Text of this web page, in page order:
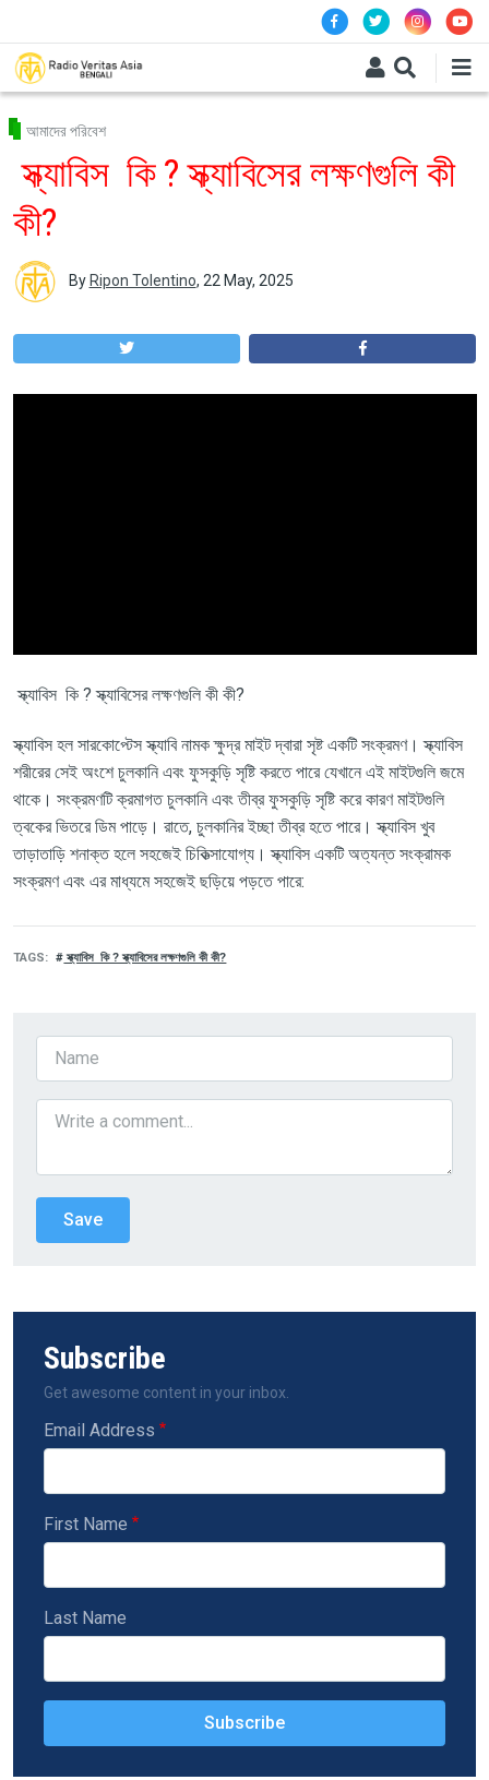
আমাদের পরিবেশ
স্ক্যাবিস কি ? স্ক্যাবিসের লক্ষণগুলি কী
কী?
By Ripon Tolentino, 22 May, 2025
স্ক্যাবিস কি ? স্ক্যাবিসের লক্ষণগুলি কী কী?
স্ক্যাবিস হল সারকোপ্টেস স্ক্যাবি নামক ক্ষুদ্র মাইট দ্বারা সৃষ্ট একটি সংক্রমণ। স্ক্যাবিস
শরীরের সেই অংশে চুলকানি এবং ফুসকুড়ি সৃষ্টি করতে পারে যেখানে এই মাইটগুলি জমে
থাকে। সংক্রমণটি ক্রমাগত চুলকানি এবং তীব্র ফুসকুড়ি সৃষ্টি করে কারণ মাইটগুলি
ত্বকের ভিতরে ডিম পাড়ে। রাতে, চুলকানির ইচ্ছা তীব্র হতে পারে। স্ক্যাবিস খুব
তাড়াতাড়ি শনাক্ত হলে সহজেই চিকিত্সাযোগ্য। স্ক্যাবিস একটি অত্যন্ত সংক্রামক
সংক্রমণ এবং এর মাধ্যমে সহজেই ছড়িয়ে পড়তে পারে:
TAGS স্ক্যাবিস কি ? স্ক্যাবিসের লক্ষণগুলি কী কী?
Subscribe
Get awesome content in your inbox.
Email Address
First Name
Last Name